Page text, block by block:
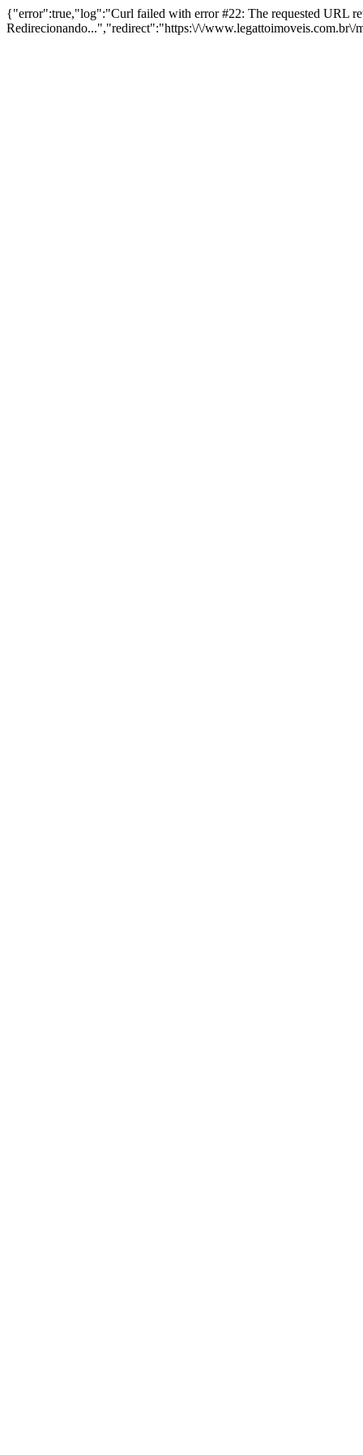
{"error":true,"log":"Curl failed with error #22: The requested URL
Redirecionando...","redirect":"https:\/\/www.legattoimoveis.com.br\/